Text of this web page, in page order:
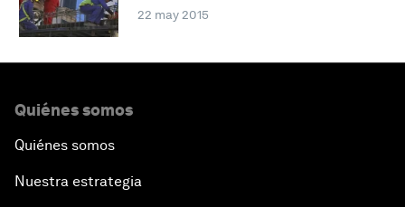
22 may 2015
Quiénes somos
Quiénes somos
Nuestra estrategia